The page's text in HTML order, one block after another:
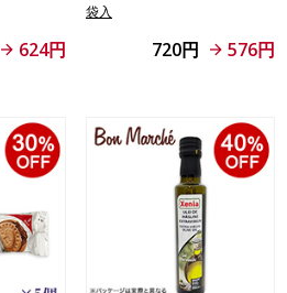
624円
袋入
720円 576円